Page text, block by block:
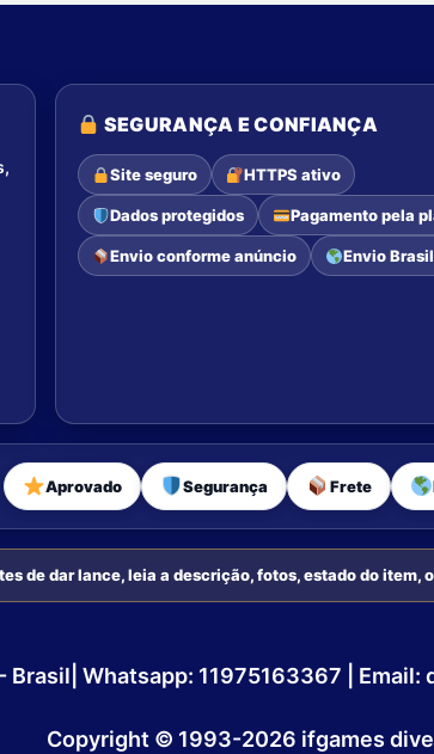
SEGURANÇA E CONFIANÇA
Site seguro HTTPS ativo
Dados protegidos Pagamento pela
Envio conforme anúncio Envio
Aprovado Segurança Frete
de dar lance, leia a descrição, fotos, estado do item,
Brasil| Whatsapp: 11975163367 |
Copyright © 1993-2026 ifgames